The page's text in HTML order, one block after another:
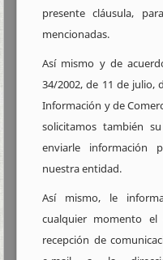
presente cláusula,
mencionadas.
Así mismo y de
34/2002, de 11 de julio,
Información y de
solicitamos también
enviarle información
nuestra entidad.
Así mismo, le
cualquier momento
recepción de